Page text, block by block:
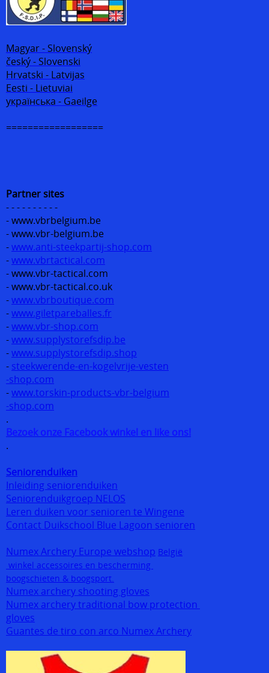
Magyar - Slovenský
český - Slovenski
Hrvatski - Latvijas
Eesti - Lietuviai
українська - Gaeilge
==================
Partner sites
- - - - - - - - - -
- www.vbrbelgium.be
- www.vbr-belgium.be
-www.anti-steekpartij-shop.com
-www.vbrtactical.com
- www.vbr-tactical.com
- www.vbr-tactical.co.uk
-www.vbrboutique.com
-www.giletpareballes.fr
-www.vbr-shop.com
-www.supplystorefsdip.be
-www.supplystorefsdip.shop
- steekwerende-en-kogelvrije-vesten
-shop.com
-www.torskin-products-vbr-belgium
-shop.com
.
Bezoek onze Facebook winkel en like ons!
.
Seniorenduiken
Inleiding seniorenduiken
Seniorenduikgroep NELOS
Leren duiken voor senioren te Wingene
Contact Duikschool Blue Lagoon senioren
Numex Archery Europe webshop België
winkel accessoires en bescherming
boogschieten & boogsport.
Numex archery shooting gloves
Numex archery traditional bow protection
gloves
Guantes de tiro con arco Numex Archery